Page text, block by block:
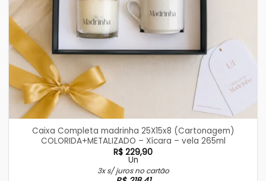
Caixa Completa madrinha 25X15x8 (Cartonagem)
COLORIDA+METALIZADO – Xícara – vela 265ml
R$ 229,90
Un
3x s/ juros no cartão